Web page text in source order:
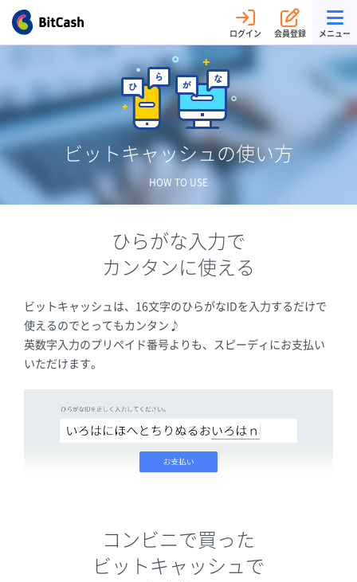
ログイン 会員登録 メニュー
ビットキャッシュの使い方
HOW TO USE
ひらがな入力で
カンタンに使える
ビットキャッシュは、16文字のひらがなIDを入力するだけで
使えるのでとってもカンタン♪
英数字入力のプリペイド番号よりも、スピーディにお支払い
いただけます。
コンビニで買った
ビットキャッシュで